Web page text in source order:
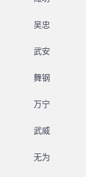
吴忠
武安
舞钢
万宁
武威
无为